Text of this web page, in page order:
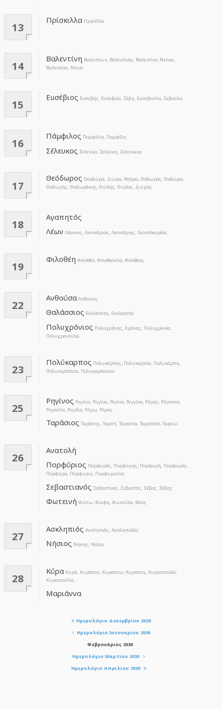
13
Πρίσκιλλα Πρισίλλα
14
Βαλεντίνη Βαλεντίων, Βαλεντίνος, Βαλεντίνο, Ντίνος,
Βαλεντίνα, Ντίνα
15
Ευσέβιος Ευσεβής, Ευσεβεία, Σέβη, Ευσεβούλα, Σεβούλα
16
Πάμφιλος Παμφύλη, Παμφίλη
Σέλευκος Σελεύκα, Σελεύκη, Σελεύκεια
17
Θεόδωρος Θεοδώρα, Δώρα, Ντόρα, Θόδωρος, Θοδώρα,
Θοδωρής, Θοδωράκης, Θώδης, Θώδος, Δώρης
18
Αγαπητός
Λέων Λέοντας, Λεοντάριος, Λεοντάρης, Λεοντόκαρδος
19
Φιλοθέη Φιλοθέα, Φιλοθεούλα, Φιλόθεος
22
Ανθούσα Ανθούση
Θαλάσσιος Θαλάσσης, Θαλασσία
Πολυχρόνιος Πολυχρόνης, Χρόνης, Πολυχρονία,
Πολυχρονούλα
23
Πολύκαρπος Πολυκάρπης, Πολυκαρπία, Πολυκάρπη,
Πολυκαρπίτσα, Πολυκαρπούλα
25
Ρηγίνος Ρηγίνη, Ρηγίνα, Ρεγίνα, Ρεγγίνα, Ρήγας, Ρήγισσα,
Ρηγούλα, Ρηγίλη, Ρήγω, Ρήγος
Ταράσιος Ταράσης, Ταρσή, Ταρασία, Ταρσίτσα, Ταρσώ
26
Ανατολή
Πορφύριος Πορφυρός, Πορφύρης, Πορφυρή, Πορφυρία,
Πορφύρα, Πορφυρώ, Πορφυρούλα
Σεβαστιανός Σεβαστίνος, Σεβαστός, Σέβος, Σέβης
Φωτεινή Φώτω, Φώφη, Φωτούλα, Φαίη
27
Ασκληπιός Ασκληπιάς, Ασκληπιάδα
Νήσιος Νήσης, Νήσα
28
Κύρα Κυρά, Κυράτσα, Κυράτσω, Κυράτση, Κυρατσούδα,
Κυρατσούλα
Μαριάννα
Ημερολόγιο Δεκεμβρίου 2029
Ημερολόγιο Ιανουαρίου 2030
Φεβρουάριος 2030
Ημερολόγιο Μαρτίου 2030
Ημερολόγιο Απριλίου 2030